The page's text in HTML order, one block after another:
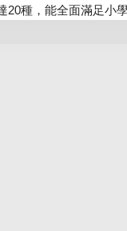
20種，能全面滿足小